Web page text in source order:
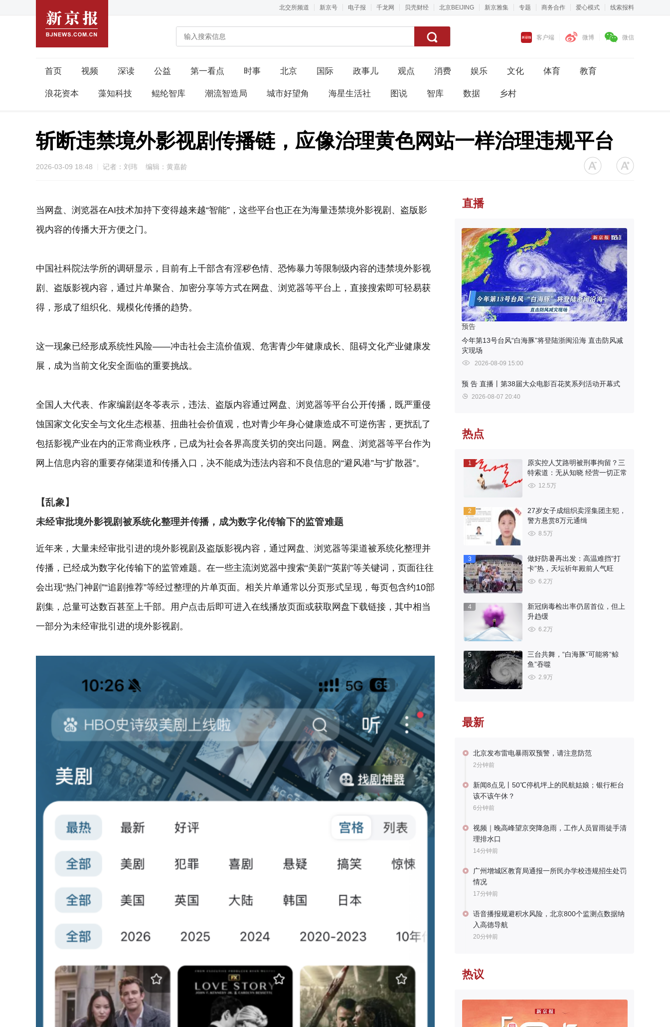
北交所频道 新京号 电子报 千龙网 贝壳财经 北京BEIJING 新京雅集 专题 商务合作 爱心模式 线索报料
客户端 微博 微信
首页 视频 深读 公益 第一看点 时事 北京 国际 政事儿 观点 消费 娱乐 文化 体育 教育
浪花资本 藻知科技 鲲纶智库 潮流智造局 城市好望角 海星生活社 图说 智库 数据 乡村
斩断违禁境外影视剧传播链，应像治理黄色网站一样治理违规平台
2026-03-09 18:48 记者：刘玮 编辑：黄嘉龄
当网盘、浏览器在AI技术加持下变得越来越“智能”，这些平台也正在为海量违禁境外影视剧、盗版影
视内容的传播大开方便之门。
中国社科院法学所的调研显示，目前有上千部含有淫秽色情、恐怖暴力等限制级内容的违禁境外影视
剧、盗版影视内容，通过片单聚合、加密分享等方式在网盘、浏览器等平台上，直接搜索即可轻易获
得，形成了组织化、规模化传播的趋势。
这一现象已经形成系统性风险——冲击社会主流价值观、危害青少年健康成长、阻碍文化产业健康发
展，成为当前文化安全面临的重要挑战。
全国人大代表、作家编剧赵冬苓表示，违法、盗版内容通过网盘、浏览器等平台公开传播，既严重侵
蚀国家文化安全与文化生态根基、扭曲社会价值观，也对青少年身心健康造成不可逆伤害，更扰乱了
包括影视产业在内的正常商业秩序，已成为社会各界高度关切的突出问题。网盘、浏览器等平台作为
网上信息内容的重要存储渠道和传播入口，决不能成为违法内容和不良信息的“避风港”与“扩散器”。
【乱象】
未经审批境外影视剧被系统化整理并传播，成为数字化传输下的监管难题
近年来，大量未经审批引进的境外影视剧及盗版影视内容，通过网盘、浏览器等渠道被系统化整理并
传播，已经成为数字化传输下的监管难题。在一些主流浏览器中搜索“美剧”“英剧”等关键词，页面往往
会出现“热门神剧”“追剧推荐”等经过整理的片单页面。相关片单通常以分页形式呈现，每页包含约10部
剧集，总量可达数百甚至上千部。用户点击后即可进入在线播放页面或获取网盘下载链接，其中相当
一部分为未经审批引进的境外影视剧。
直播
预告
今年第13号台风“白海豚”将登陆浙闽沿海 直击防风减
灾现场
2026-08-09 15:00
预 告 直播丨第38届大众电影百花奖系列活动开幕式
2026-08-07 20:40
热点
1
原实控人艾路明被刑事拘留？三
特索道：无从知晓 经营一切正常
12.5万
2
27岁女子成组织卖淫集团主犯，
警方悬赏8万元通缉
8.5万
3
做好防暑再出发：高温难挡“打
卡”热，天坛祈年殿前人气旺
6.2万
4
新冠病毒检出率仍居首位，但上
升趋缓
6.2万
5
三台共舞，“白海豚”可能将“鲸
鱼”吞噬
2.9万
最新
北京发布雷电暴雨双预警，请注意防范
2分钟前
新闻8点见丨50℃停机坪上的民航姑娘；银行柜台
该不该午休？
6分钟前
视频｜晚高峰望京突降急雨，工作人员冒雨徒手清
理排水口
14分钟前
广州增城区教育局通报一所民办学校违规招生处罚
情况
17分钟前
语音播报规避积水风险，北京800个监测点数据纳
入高德导航
20分钟前
热议